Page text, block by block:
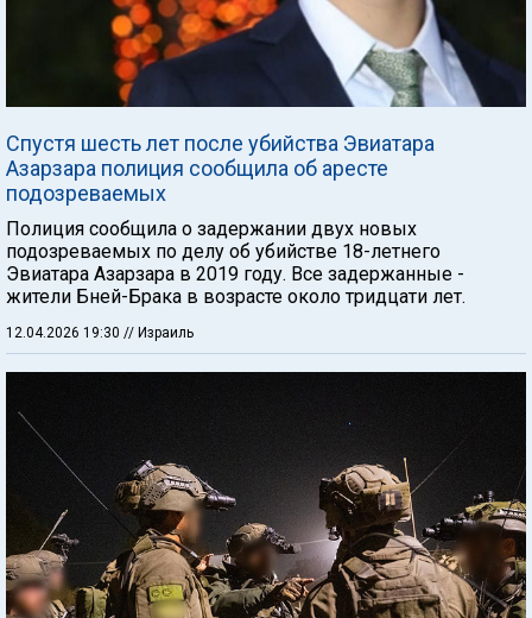
Спустя шесть лет после убийства Эвиатара
Азарзара полиция сообщила об аресте
подозреваемых
Полиция сообщила о задержании двух новых
подозреваемых по делу об убийстве 18-летнего
Эвиатара Азарзара в 2019 году. Все задержанные -
жители Бней-Брака в возрасте около тридцати лет.
12.04.2026 19:30 // Израиль